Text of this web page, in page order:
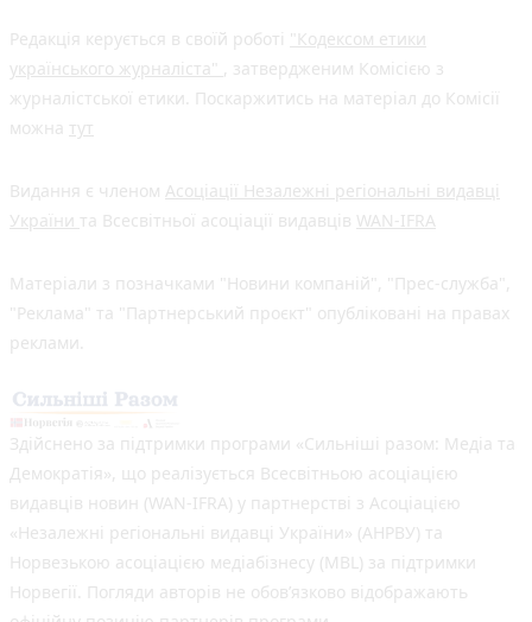
Редакція керується в своїй роботі "Кодексом етики
українського журналіста" , затвердженим Комісією з
журналістської етики. Поскаржитись на матеріал до Комісії
можна тут
Видання є членом Асоціації Незалежні регіональні видавці
України та Всесвітньої асоціації видавців WAN-IFRA
Матеріали з позначками "Новини компаній", "Прес-служба",
"Реклама" та "Партнерський проєкт" опубліковані на правах
реклами.
Здійснено за підтримки програми «Сильніші разом: Медіа та
Демократія», що реалізується Всесвітньою асоціацією
видавців новин (WAN-IFRA) у партнерстві з Асоціацією
«Незалежні регіональні видавці України» (АНРВУ) та
Норвезькою асоціацією медіабізнесу (MBL) за підтримки
Норвегії. Погляди авторів не обов’язково відображають